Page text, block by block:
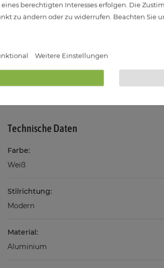
Voraussetzung ist ein Smartspeaker
Beispiel: „Alexa, stelle das Licht auf
Technische Daten
Farbe:
Weiß
Stilrichtung:
Modern
Material:
Aluminium
berechtigten Interesses erfolgen. Die
zu ändern oder zu widerrufen. Beachten Sie
Weitere Einstellungen